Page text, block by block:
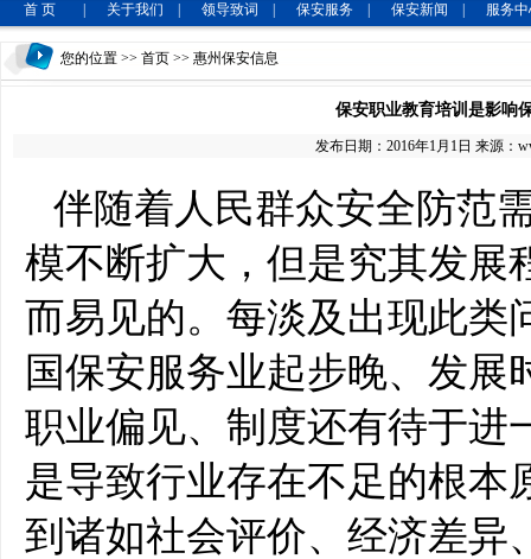
首 页 关于我们 领导致词 保安服务 保安新闻 服务
您的位置 >> 首页 >> 惠州保安信息
保安职业教育培训是影响
发布日期：2016年1月1日 来源：
伴随着人民群众安全防范
模不断扩大，但是究其发展
而易见的。每淡及出现此类
国保安服务业起步晚、发
职业偏见、制度还有待于进
是导致行业存在不足的根本
到诸如社会评价、经济差异